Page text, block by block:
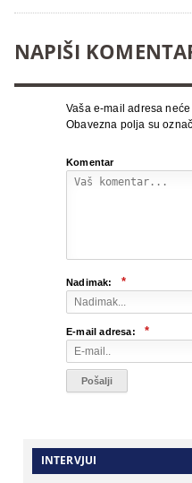
NAPIŠI
Vaša e-mail adresa
Obavezna polja su
Komentar
Nadimak: *
E-mail adresa: *
INTERVJUI